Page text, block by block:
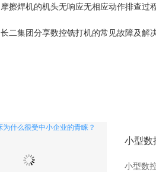
摩擦焊机的机头无响应无相应动作排查过
长二集团分享数控铣打机的常见故障及解
小型数
小型数